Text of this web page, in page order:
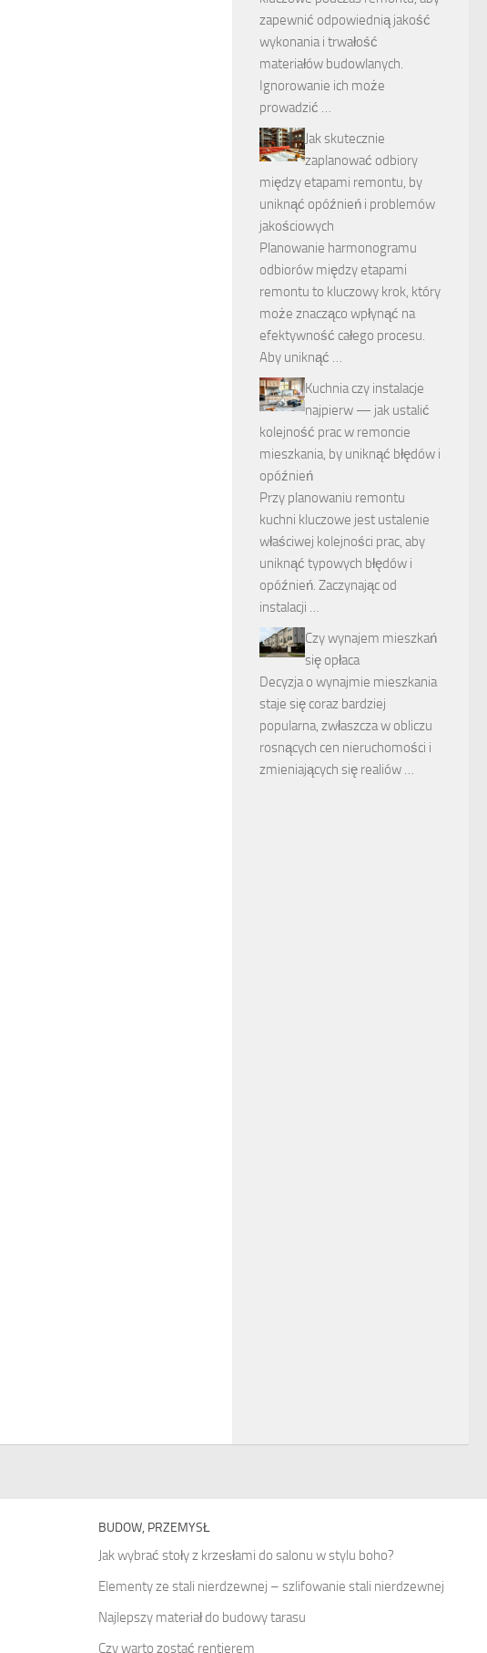
zapewnić odpowiednią jakość
wykonania i trwałość
materiałów budowlanych.
Ignorowanie ich może
prowadzić …
Jak skutecznie
zaplanować odbiory
między etapami remontu, by
uniknąć opóźnień i problemów
jakościowych
Planowanie harmonogramu
odbiorów między etapami
remontu to kluczowy krok, który
może znacząco wpłynąć na
efektywność całego procesu.
Aby uniknąć …
Kuchnia czy instalacje
najpierw — jak ustalić
kolejność prac w remoncie
mieszkania, by uniknąć błędów i
opóźnień
Przy planowaniu remontu
kuchni kluczowe jest ustalenie
właściwej kolejności prac, aby
uniknąć typowych błędów i
opóźnień. Zaczynając od
instalacji …
Czy wynajem mieszkań
się opłaca
Decyzja o wynajmie mieszkania
staje się coraz bardziej
popularna, zwłaszcza w obliczu
rosnących cen nieruchomości i
zmieniających się realiów …
BUDOW, PRZEMYSŁ
Jak wybrać stoły z krzesłami do salonu w stylu boho?
Elementy ze stali nierdzewnej – szlifowanie stali nierdzewnej
Najlepszy materiał do budowy tarasu
Czy warto zostać rentierem